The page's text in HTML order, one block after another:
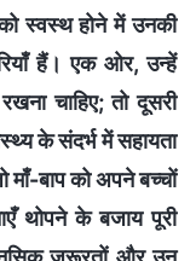
को स्वस्थ होने में उनकी
हैं। एक ओर, उन्हें
चाहिए; तो दूसरी
के संदर्भ में सहायता
माँ-बाप को अपने बच्चों
थोपने के बजाय पूरी